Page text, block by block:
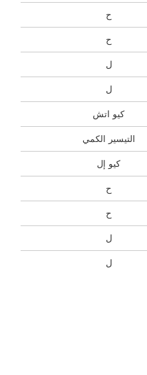
ل
ل
كيو اتش
التيسير الكمي
كيو إل
ل
ل